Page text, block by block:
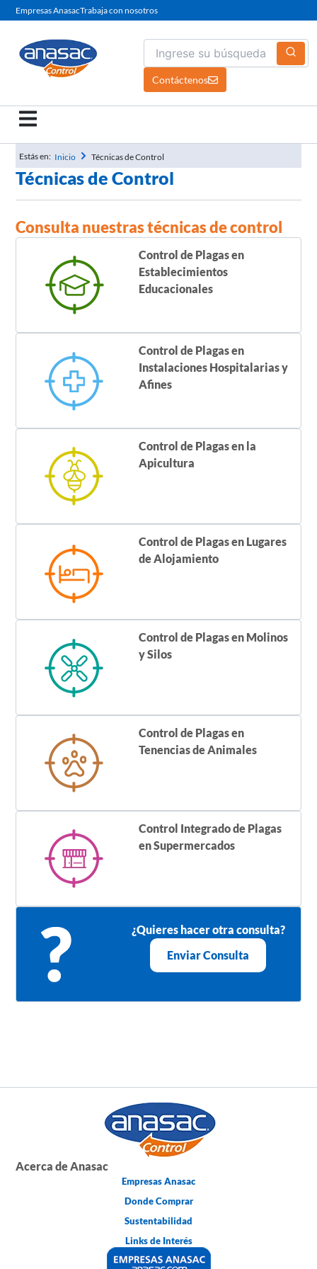
al
Empresas AnasacTrabaja con nosotros
Contáctenos
Estás en: Inicio Técnicas de Control
Técnicas de Control
Consulta nuestras técnicas de control
Control de Plagas en
Establecimientos
Educacionales
Control de Plagas en
Instalaciones Hospitalarias y
Afines
Control de Plagas en la
Apicultura
Control de Plagas en Lugares
de Alojamiento
Control de Plagas en Molinos
y Silos
Control de Plagas en
Tenencias de Animales
Control Integrado de Plagas
en Supermercados
¿Quieres hacer otra consulta?
Enviar Consulta
Acerca de Anasac
Empresas Anasac
Donde Comprar
Sustentabilidad
Links de Interés